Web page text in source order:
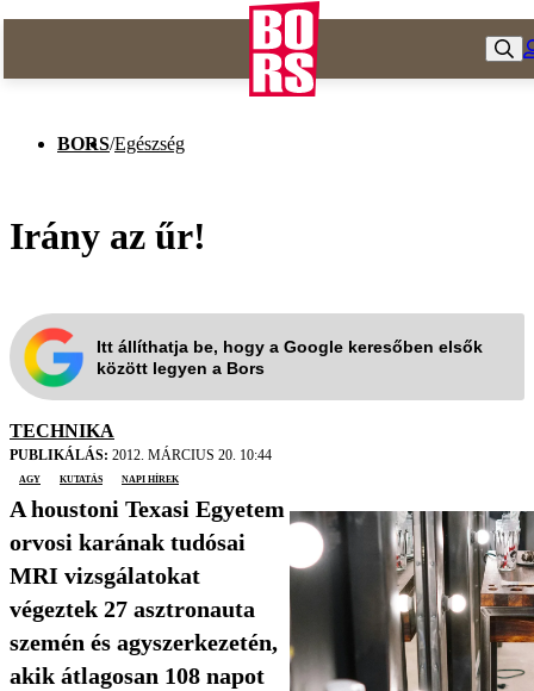
BORS/Egészség
Irány az űr!
Itt állíthatja be, hogy a Google keresőben elsők
között legyen a Bors
TECHNIKA
PUBLIKÁLÁS: 2012. MÁRCIUS 20. 10:44
agy
kutatás Napi Hírek
A houstoni Texasi Egyetem
orvosi karának tudósai
MRI vizsgálatokat
végeztek 27 asztronauta
szemén és agyszerkezetén,
akik átlagosan 108 napot